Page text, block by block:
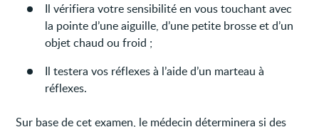
Il vérifiera votre sensibilité en vous touchant avec
la pointe d’une aiguille, d’une petite brosse et d’un
objet chaud ou froid ;
Il testera vos réflexes à l’aide d’un marteau à
réflexes.
Sur base de cet examen, le médecin déterminera si des